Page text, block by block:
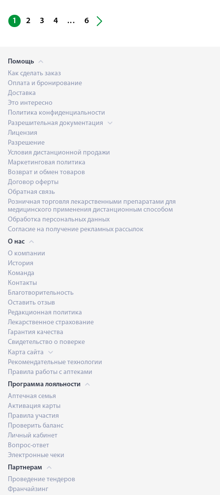
1 2 3 4 ... 6
Помощь
Как сделать заказ
Оплата и бронирование
Доставка
Это интересно
Политика конфиденциальности
Разрешительная документация
Лицензия
Разрешение
Условия дистанционной продажи
Маркетинговая политика
Возврат и обмен товаров
Договор оферты
Обратная связь
Розничная торговля лекарственными препаратами для
медицинского применения дистанционным способом
Обработка персональных данных
Согласие на получение рекламных рассылок
О нас
О компании
История
Команда
Контакты
Благотворительность
Оставить отзыв
Редакционная политика
Лекарственное страхование
Гарантия качества
Свидетельство о поверке
Карта сайта
Рекомендательные технологии
Правила работы с аптеками
Программа лояльности
Аптечная семья
Активация карты
Правила участия
Проверить баланс
Личный кабинет
Вопрос-ответ
Электронные чеки
Партнерам
Проведение тендеров
Франчайзинг